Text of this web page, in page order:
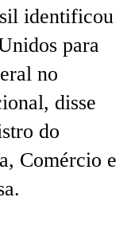
identificou
para
no
disse
do
Comércio e